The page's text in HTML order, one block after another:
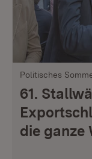
Politisches
61.
die ganze